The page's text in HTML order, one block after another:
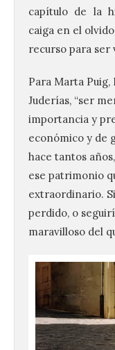
capítulo de la
caiga en el
recurso para ser
Para Marta
Juderías, “ser
importancia y
económico y de
hace tantos
ese patrimonio
extraordinario.
perdido, o
maravilloso del